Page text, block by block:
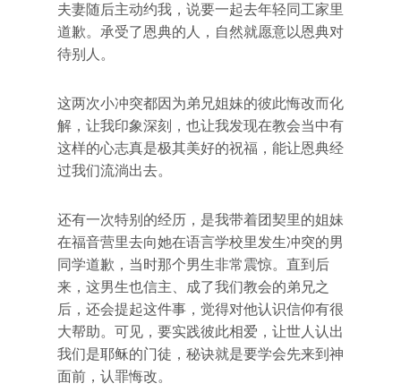
夫妻随后主动约我，说要一起去年轻同工家里
道歉。承受了恩典的人，自然就愿意以恩典对
待别人。
这两次小冲突都因为弟兄姐妹的彼此悔改而化
解，让我印象深刻，也让我发现在教会当中有
这样的心志真是极其美好的祝福，能让恩典经
过我们流淌出去。
还有一次特别的经历，是我带着团契里的姐妹
在福音营里去向她在语言学校里发生冲突的男
同学道歉，当时那个男生非常震惊。直到后
来，这男生也信主、成了我们教会的弟兄之
后，还会提起这件事，觉得对他认识信仰有很
大帮助。可见，要实践彼此相爱，让世人认出
我们是耶稣的门徒，秘诀就是要学会先来到神
面前，认罪悔改。